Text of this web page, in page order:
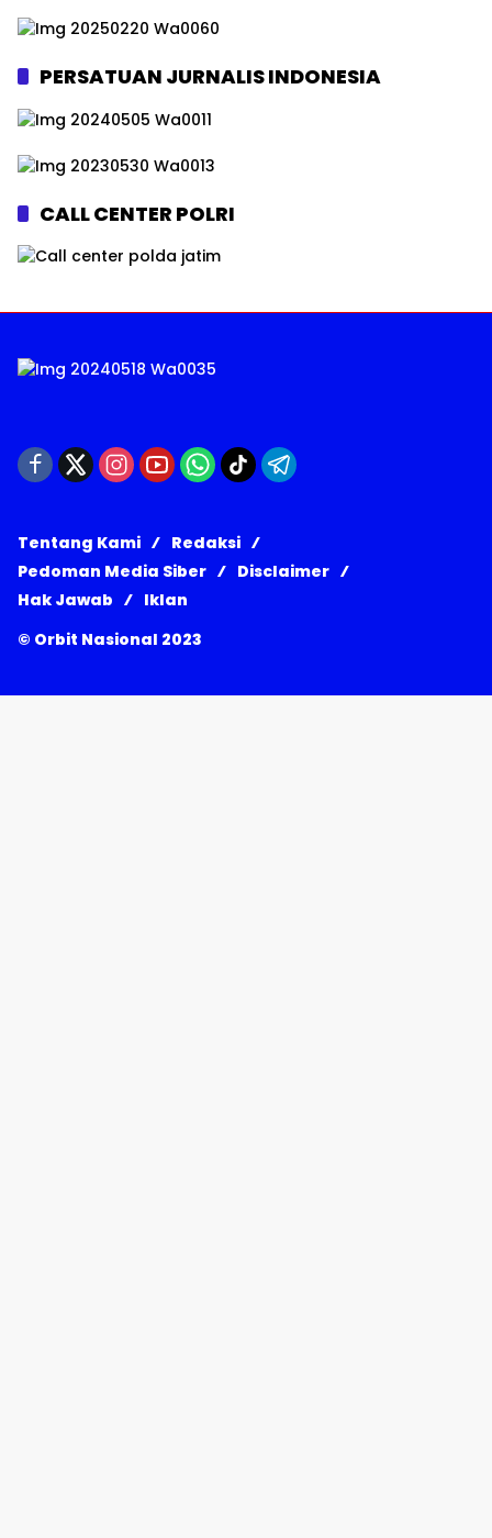
PERSATUAN JURNALIS INDONESIA
CALL CENTER POLRI
Tentang Kami
Redaksi
Pedoman Media Siber
Disclaimer
Hak Jawab
Iklan
© Orbit Nasional 2023